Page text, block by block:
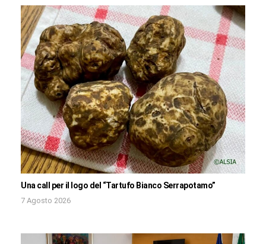
Una call per il logo del “Tartufo Bianco Serrapotamo”
7 Agosto 2026